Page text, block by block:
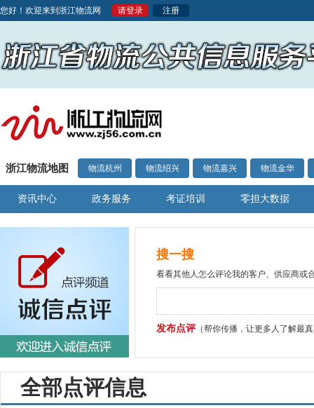
您好！欢迎来到浙江物流网 请登录 注册
浙江物流地图 物流杭州 物流绍兴 物流嘉兴 物流金华
资讯中心 政务服务 考证培训 零担大数据
搜一搜
看看其他人怎么评论我的客户、供应商或
发布点评（帮你传播，让更多人了解最
全部点评信息